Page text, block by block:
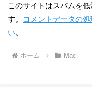
このサイトはスパムを
す。
コメントデータの
い。
ホーム Mac